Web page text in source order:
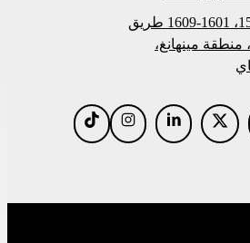
مبنى 15، 1601-1609 طريق
منطقة مينهانغ،